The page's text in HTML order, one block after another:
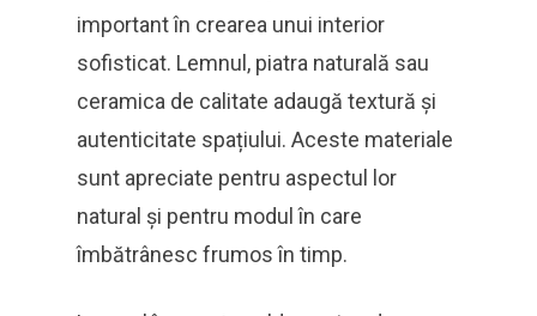
important în crearea unui interior
sofisticat. Lemnul, piatra naturală sau
ceramica de calitate adaugă textură și
autenticitate spațiului. Aceste materiale
sunt apreciate pentru aspectul lor
natural și pentru modul în care
îmbătrânesc frumos în timp.